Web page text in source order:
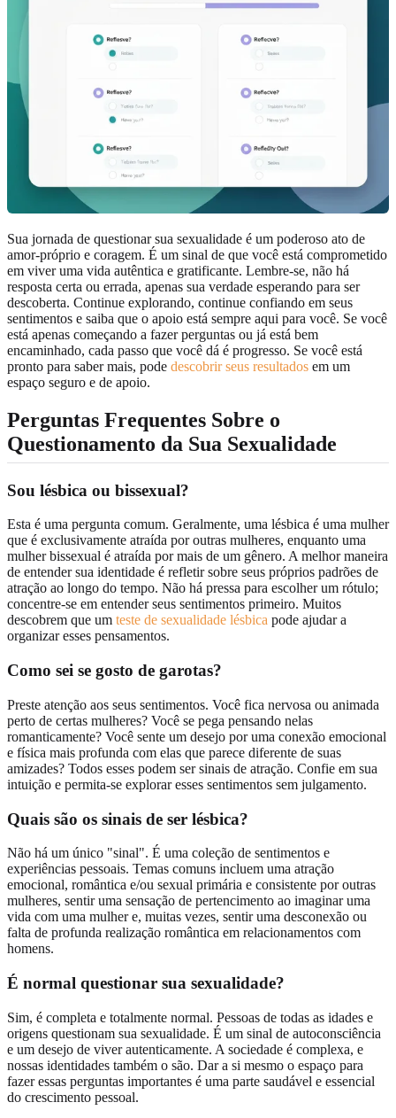
Sua jornada de questionar sua sexualidade é um poderoso ato de
amor-próprio e coragem. É um sinal de que você está comprometido
em viver uma vida autêntica e gratificante. Lembre-se, não há
resposta certa ou errada, apenas sua verdade esperando para ser
descoberta. Continue explorando, continue confiando em seus
sentimentos e saiba que o apoio está sempre aqui para você. Se você
está apenas começando a fazer perguntas ou já está bem
encaminhado, cada passo que você dá é progresso. Se você está
pronto para saber mais, pode descobrir seus resultados em um
espaço seguro e de apoio.
Perguntas Frequentes Sobre o
Questionamento da Sua Sexualidade
Sou lésbica ou bissexual?
Esta é uma pergunta comum. Geralmente, uma lésbica é uma mulher
que é exclusivamente atraída por outras mulheres, enquanto uma
mulher bissexual é atraída por mais de um gênero. A melhor maneira
de entender sua identidade é refletir sobre seus próprios padrões de
atração ao longo do tempo. Não há pressa para escolher um rótulo;
concentre-se em entender seus sentimentos primeiro. Muitos
descobrem que um teste de sexualidade lésbica pode ajudar a
organizar esses pensamentos.
Como sei se gosto de garotas?
Preste atenção aos seus sentimentos. Você fica nervosa ou animada
perto de certas mulheres? Você se pega pensando nelas
romanticamente? Você sente um desejo por uma conexão emocional
e física mais profunda com elas que parece diferente de suas
amizades? Todos esses podem ser sinais de atração. Confie em sua
intuição e permita-se explorar esses sentimentos sem julgamento.
Quais são os sinais de ser lésbica?
Não há um único "sinal". É uma coleção de sentimentos e
experiências pessoais. Temas comuns incluem uma atração
emocional, romântica e/ou sexual primária e consistente por outras
mulheres, sentir uma sensação de pertencimento ao imaginar uma
vida com uma mulher e, muitas vezes, sentir uma desconexão ou
falta de profunda realização romântica em relacionamentos com
homens.
É normal questionar sua sexualidade?
Sim, é completa e totalmente normal. Pessoas de todas as idades e
origens questionam sua sexualidade. É um sinal de autoconsciência
e um desejo de viver autenticamente. A sociedade é complexa, e
nossas identidades também o são. Dar a si mesmo o espaço para
fazer essas perguntas importantes é uma parte saudável e essencial
do crescimento pessoal.